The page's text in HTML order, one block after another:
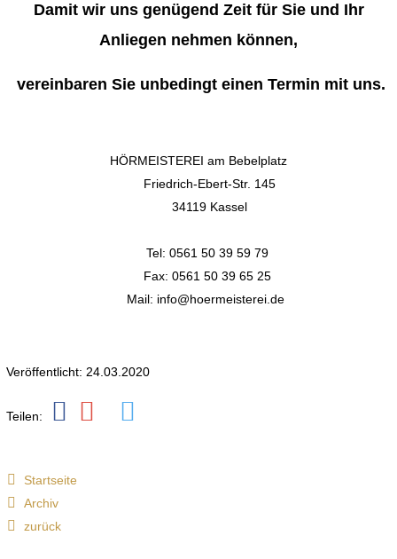
Damit wir uns genügend Zeit für Sie und Ihr
Anliegen nehmen können,
vereinbaren Sie unbedingt einen Termin mit uns.
HÖRMEISTEREI am Bebelplatz
Friedrich-Ebert-Str. 145
34119 Kassel
Tel: 0561 50 39 59 79
Fax: 0561 50 39 65 25
Mail: info@hoermeisterei.de
Texas
Poker
Rules
Veröffentlicht: 24.03.2020
Teilen:
Startseite
Archiv
zurück